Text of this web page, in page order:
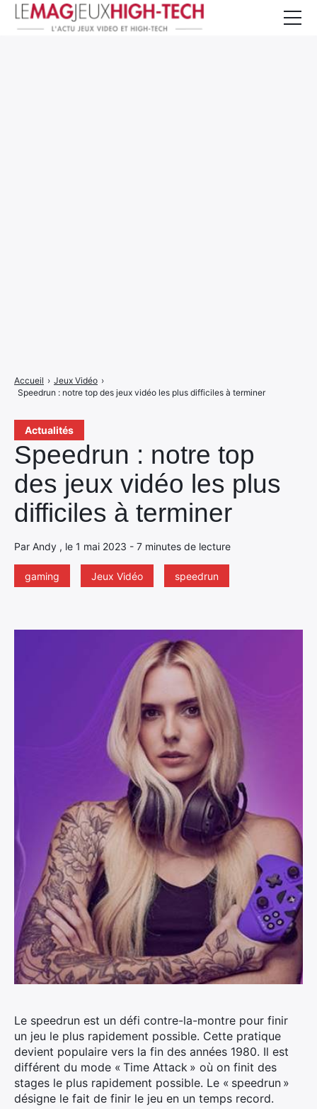
Actualités
Speedrun : notre top
des jeux vidéo les plus
difficiles à terminer
Par Andy , le 1 mai 2023 - 7 minutes de lecture
gaming Jeux Vidéo speedrun
Accueil › Jeux Vidéo ›
Speedrun : notre top des jeux vidéo les plus difficiles à terminer
Le speedrun est un défi contre-la-montre pour finir
un jeu le plus rapidement possible. Cette pratique
devient populaire vers la fin des années 1980. Il est
différent du mode « Time Attack » où on finit des
stages le plus rapidement possible. Le « speedrun »
désigne le fait de finir le jeu en un temps record.